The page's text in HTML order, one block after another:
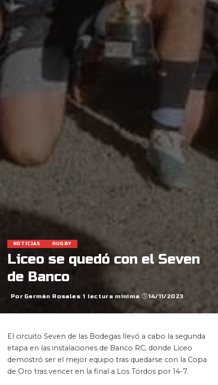
NOTICIAS RUGBY
Liceo se quedó con el Seven
de Banco
Posted
Por Germán Rosales 1 lectura mínima 14/11/2023
El circuito Seven de las Bodegas llevó a cabo la segunda
etapa en las instalaciones de Banco RC, donde Liceo
demostró ser el mejor equipo tras quedarse con la Copa
de Oro tras vencer en la final a Los Tordos por 14-7.